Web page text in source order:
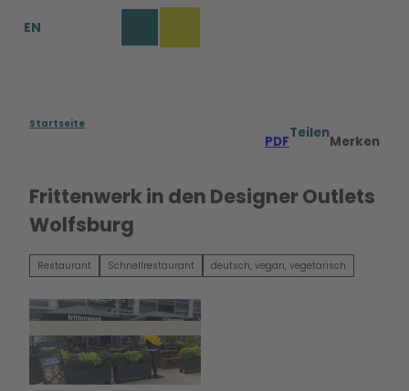
EN
Startseite
PDF
Teilen
Merken
Frittenwerk in den Designer Outlets
Wolfsburg
Restaurant Schnellrestaurant deutsch, vegan, vegetarisch